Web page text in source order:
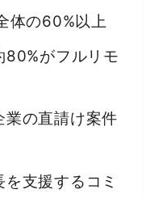
体の60%以上
80%がフルリモ
業の直請け案件
支援するコミ